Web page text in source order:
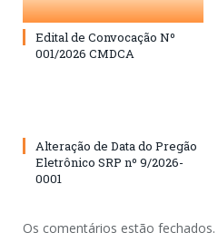
Edital de Convocação Nº
001/2026 CMDCA
Alteração de Data do Pregão
Eletrônico SRP nº 9/2026-
0001
Os comentários estão fechados.